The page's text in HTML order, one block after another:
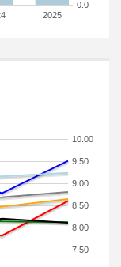
2025
0.0
7.50
8.00
8.50
9.00
9.50
10.00